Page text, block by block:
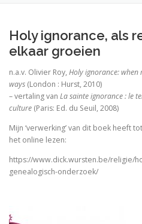
Over de
The Jews and
Zero
Religious
Holy ignorance, als
elkaar groeien
n.a.v. Olivier Roy, Holy ignorance:
ways (London : Hurst, 2010)
– vertaling van La sainte ignorance : le
culture (Paris: Ed. du Seuil, 2008)
Mijn ‘verwerking’ van dit boek heeft
het online lezen:
https://www.dick.wursten.be/religie/
genealogisch-onderzoek/